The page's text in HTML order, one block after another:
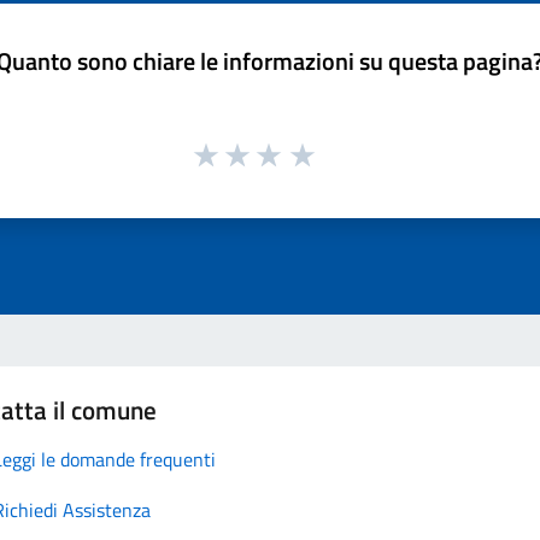
sono chiare le informazioni su questa
il comune
le domande frequenti
Assistenza